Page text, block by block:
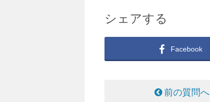
シェアする
Facebook
前の質問へ